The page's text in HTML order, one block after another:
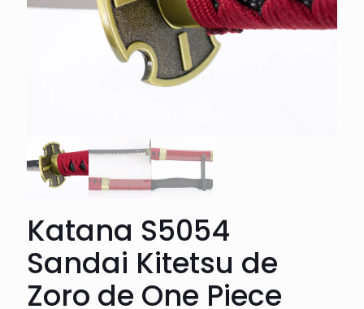
Katana S5054
Sandai Kitetsu de
Zoro de One Piece